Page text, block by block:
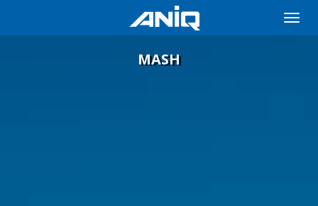
Toggle
MASH